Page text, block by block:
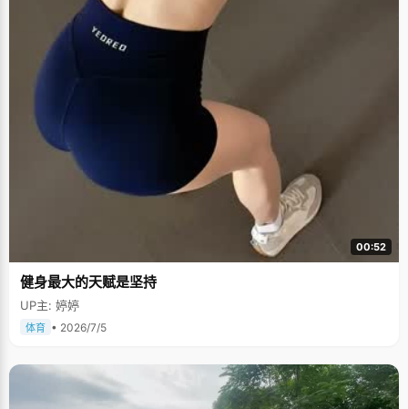
00:52
健身最大的天赋是坚持
UP主: 婷婷
体育 • 2026/7/5